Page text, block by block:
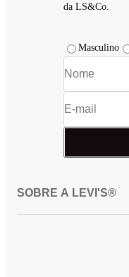
da LS&Co.
Masculino
SOBRE A LEVI'S®